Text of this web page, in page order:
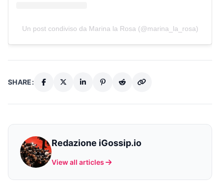
Un post condiviso da Marina la Rosa (@marina_la_rosa)
SHARE:
Redazione iGossip.io
View all articles